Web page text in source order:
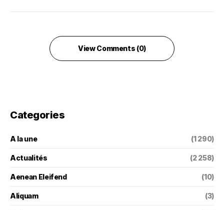
View Comments (0)
Categories
A la une (1 290)
Actualités (2 258)
Aenean Eleifend (10)
Aliquam (3)